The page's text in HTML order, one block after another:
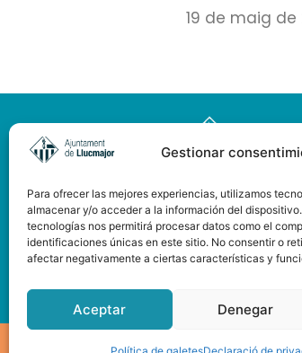
Gestionar
Para ofrecer las mejores experiencias, utilizamos
almacenar y/o acceder a la información del
tecnologías nos permitirá procesar datos como el
identificaciones únicas en este sitio. No consentir o
afectar negativamente a ciertas características y
Aceptar Denegar
19 de maig de
Pàgina web